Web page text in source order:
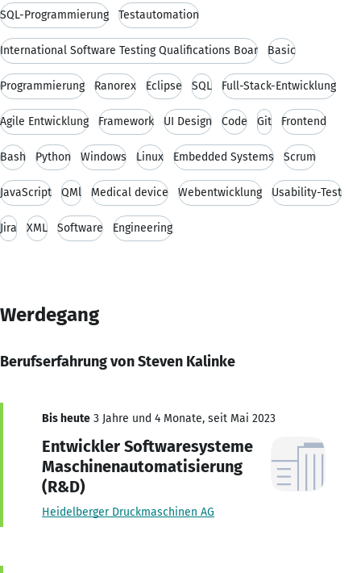
SQL-Programmierung Testautomation
International Software Testing Qualifications Boar Basic
Programmierung Ranorex Eclipse SQL Full-Stack-Entwicklung
Agile Entwicklung Framework UI Design Code Git Frontend
Bash Python Windows Linux Embedded Systems Scrum
JavaScript QMl Medical device Webentwicklung Usability-Test
Jira XML Software Engineering
Werdegang
Berufserfahrung von Steven Kalinke
Bis heute 3 Jahre und 4 Monate, seit Mai 2023
Entwickler Softwaresysteme
Maschinenautomatisierung
(R&D)
Heidelberger Druckmaschinen AG